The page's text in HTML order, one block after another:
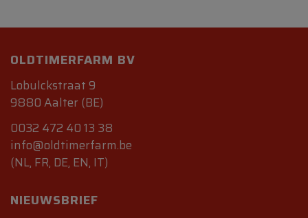
OLDTIMERFARM BV
Lobulckstraat 9
9880 Aalter (BE)
0032 472 40 13 38
info@oldtimerfarm.be
(NL, FR, DE, EN, IT)
NIEUWSBRIEF